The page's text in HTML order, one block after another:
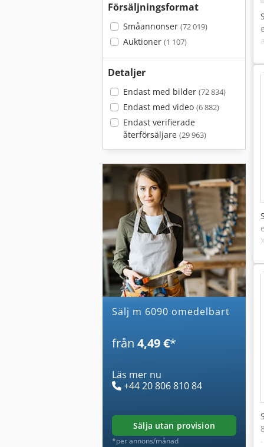
Försäljningsformat
Småannonser (72 019)
Auktioner (1 107)
Detaljer
Endast med bilder (72 834)
Endast med video (6 882)
Endast verifierade
återförsäljare (29 963)
Sälj m 6090 omedelbart
från 4,49 €*
Läs mer nu
+44 20 806 810 84
sälja utan provision
*per annons/månad